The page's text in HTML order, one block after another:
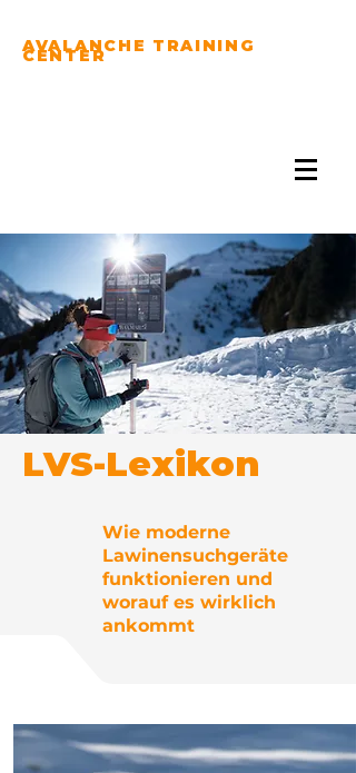
AVALANCHE TRAINING
CENTER
LVS-Lexikon
Wie moderne
Lawinensuchgeräte
funktionieren und
worauf es wirklich
ankommt